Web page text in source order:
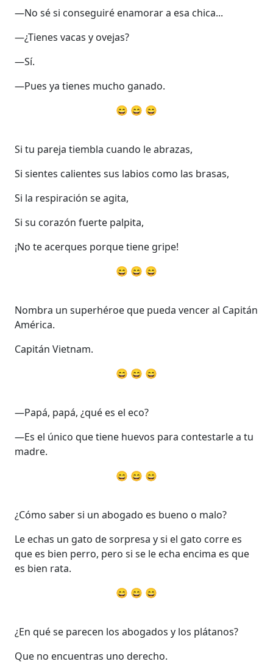
—No sé si conseguiré enamorar a esa chica...
—¿Tienes vacas y ovejas?
—Sí.
—Pues ya tienes mucho ganado.
😄 😄 😄
Si tu pareja tiembla cuando le abrazas,
Si sientes calientes sus labios como las brasas,
Si la respiración se agita,
Si su corazón fuerte palpita,
¡No te acerques porque tiene gripe!
😄 😄 😄
Nombra un superhéroe que pueda vencer al Capitán
América.
Capitán Vietnam.
😄 😄 😄
—Papá, papá, ¿qué es el eco?
—Es el único que tiene huevos para contestarle a tu
madre.
😄 😄 😄
¿Cómo saber si un abogado es bueno o malo?
Le echas un gato de sorpresa y si el gato corre es
que es bien perro, pero si se le echa encima es que
es bien rata.
😄 😄 😄
¿En qué se parecen los abogados y los plátanos?
Que no encuentras uno derecho.